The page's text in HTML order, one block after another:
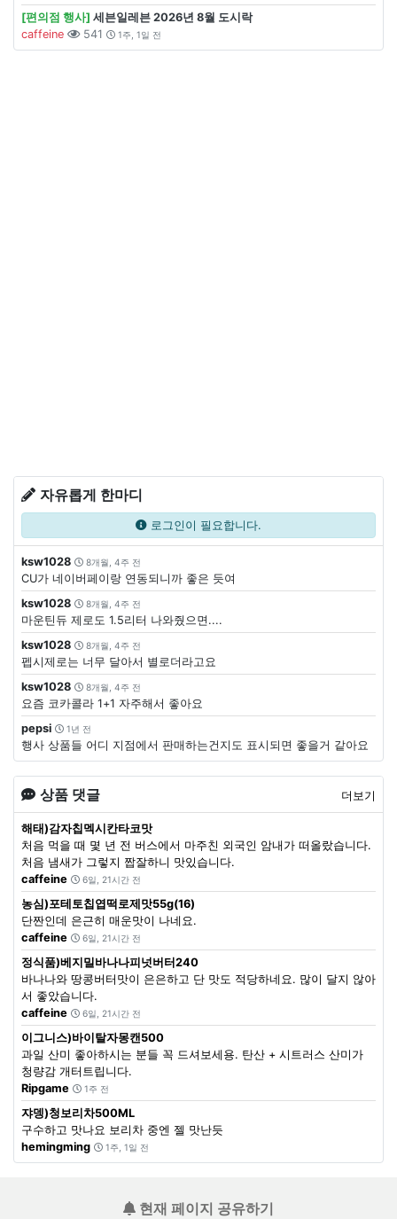
[편의점 행사] 세븐일레븐 2026년 8월 도시락
caffeine
541 1주, 1일 전
자유롭게 한마디
로그인이 필요합니다.
ksw1028 8개월, 4주 전
CU가 네이버페이랑 연동되니까 좋은 듯여
ksw1028
8개월, 4주 전
마운틴듀 제로도 1.5리터 나와줬으면....
ksw1028
8개월, 4주 전
펩시제로는 너무 달아서 별로더라고요
ksw1028
8개월, 4주 전
요즘 코카콜라 1+1 자주해서 좋아요
pepsi
1년 전
행사 상품들 어디 지점에서 판매하는건지도 표시되면 좋을거 같아요
상품 댓글 더보기
해태)감자칩멕시칸타코맛
처음 먹을 때 몇 년 전 버스에서 마주친 외국인 암내가 떠올랐습니다.
처음 냄새가 그렇지 짭잘하니 맛있습니다.
caffeine
6일, 21시간 전
농심)포테토칩엽떡로제맛55g(16)
단짠인데 은근히 매운맛이 나네요.
caffeine
6일, 21시간 전
정식품)베지밀바나나피넛버터240
바나나와 땅콩버터맛이 은은하고 단 맛도 적당하네요. 많이 달지 않아
서 좋았습니다.
caffeine
6일, 21시간 전
이그니스)바이탈자몽캔500
과일 산미 좋아하시는 분들 꼭 드셔보세용. 탄산 + 시트러스 산미가
청량감 개터트립니다.
Ripgame
1주 전
쟈뎅)청보리차500ML
구수하고 맛나요 보리차 중엔 젤 맛난듯
hemingming
1주, 1일 전
현재 페이지 공유하기